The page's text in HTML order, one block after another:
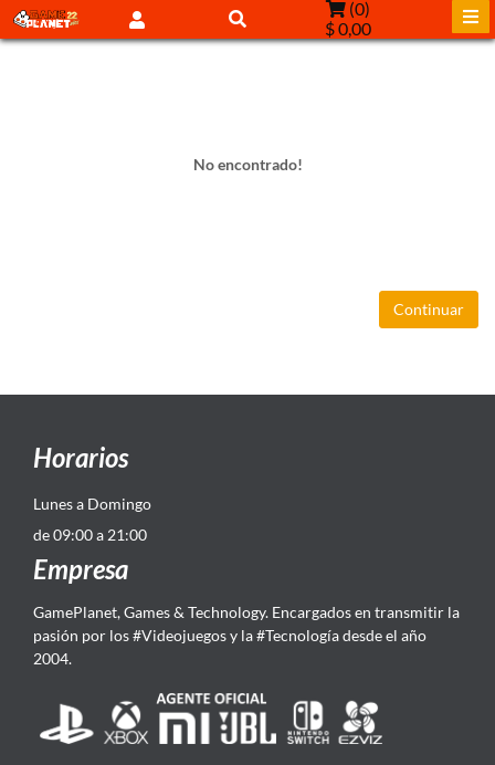
(0)
$ 0,00
No encontrado!
Continuar
Horarios
Lunes a Domingo
de 09:00 a 21:00
Empresa
GamePlanet, Games & Technology. Encargados en transmitir la
pasión por los #Videojuegos y la #Tecnología desde el año
2004.